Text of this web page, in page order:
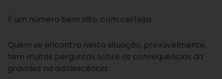
É um número bem alto, com certeza.
Quem se encontra nesta situação, provavelmente,
tem muitas perguntas sobre as consequências da
gravidez na adolescência.